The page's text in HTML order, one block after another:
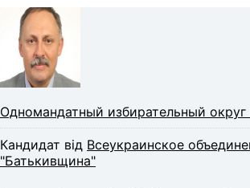
Одномандатный избирательный
Кандидат від Всеукраинское
"Батькивщина"